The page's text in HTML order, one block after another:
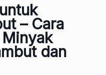
– Cara
dan